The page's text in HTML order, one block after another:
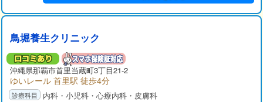
鳥堀養生クリニック
沖縄県那覇市首里当蔵町3丁目21-2
ゆいレール 首里駅 徒歩4分
内科・小児科・心療内科・皮膚科